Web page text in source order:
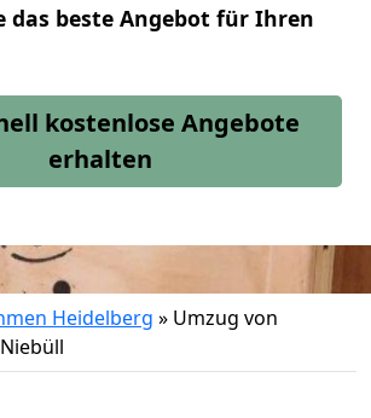
das beste Angebot für Ihren
kostenlose Angebote
erhalten
Heidelberg » Umzug von